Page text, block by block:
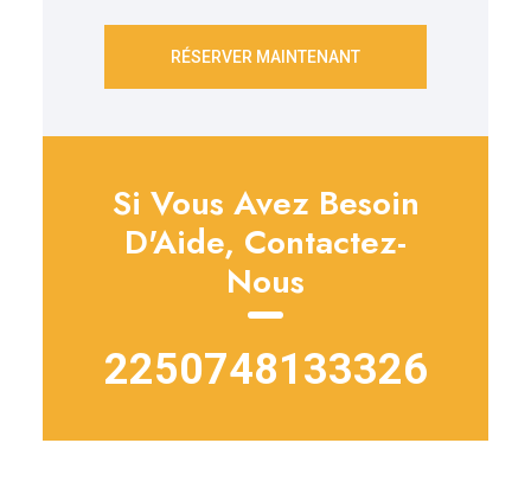
RÉSERVER MAINTENANT
Si Vous Avez Besoin
D'Aide, Contactez-
Nous
2250748133326